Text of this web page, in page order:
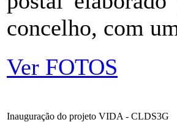
concelho, com
Ver FOTOS
Inauguração do projeto VIDA - CLDS3G